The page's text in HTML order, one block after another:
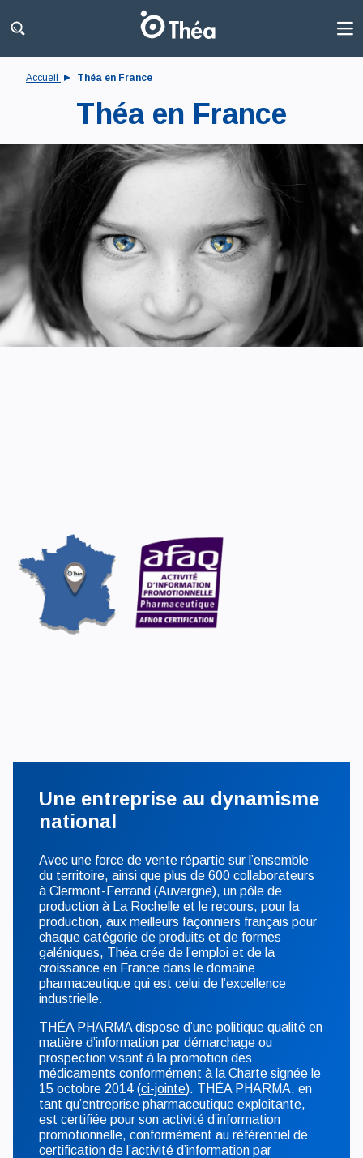
Accueil Théa en France
Théa en France
Une entreprise au dynamisme
national
Avec une force de vente répartie sur l’ensemble
du territoire, ainsi que plus de 600 collaborateurs
à Clermont-Ferrand (Auvergne), un pôle de
production à La Rochelle et le recours, pour la
production, aux meilleurs façonniers français pour
chaque catégorie de produits et de formes
galéniques, Théa crée de l’emploi et de la
croissance en France dans le domaine
pharmaceutique qui est celui de l’excellence
industrielle.
THÉA PHARMA dispose d’une politique qualité en
matière d’information par démarchage ou
prospection visant à la promotion des
médicaments conformément à la Charte signée le
15 octobre 2014 (ci-jointe). THÉA PHARMA, en
tant qu’entreprise pharmaceutique exploitante,
est certifiée pour son activité d’information
promotionnelle, conformément au référentiel de
certification de l’activité d’information par